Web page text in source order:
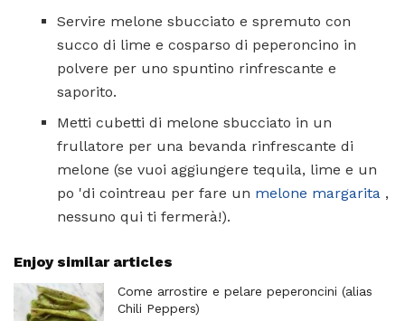
Servire melone sbucciato e spremuto con
succo di lime e cosparso di peperoncino in
polvere per uno spuntino rinfrescante e
saporito.
Metti cubetti di melone sbucciato in un
frullatore per una bevanda rinfrescante di
melone (se vuoi aggiungere tequila, lime e un
po 'di cointreau per fare un melone margarita ,
nessuno qui ti fermerà!).
Enjoy similar articles
Come arrostire e pelare peperoncini (alias
Chili Peppers)